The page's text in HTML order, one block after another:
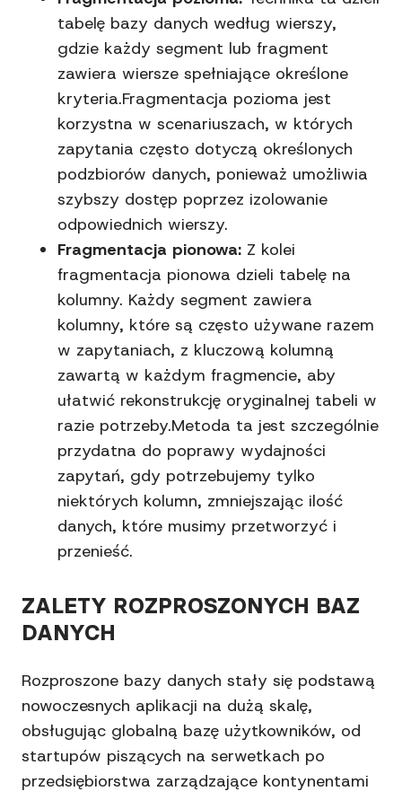
tabelę bazy danych według wierszy,
gdzie każdy segment lub fragment
zawiera wiersze spełniające określone
kryteria.Fragmentacja pozioma jest
korzystna w scenariuszach, w których
zapytania często dotyczą określonych
podzbiorów danych, ponieważ umożliwia
szybszy dostęp poprzez izolowanie
odpowiednich wierszy.
Fragmentacja pionowa: Z kolei
fragmentacja pionowa dzieli tabelę na
kolumny. Każdy segment zawiera
kolumny, które są często używane razem
w zapytaniach, z kluczową kolumną
zawartą w każdym fragmencie, aby
ułatwić rekonstrukcję oryginalnej tabeli w
razie potrzeby.Metoda ta jest szczególnie
przydatna do poprawy wydajności
zapytań, gdy potrzebujemy tylko
niektórych kolumn, zmniejszając ilość
danych, które musimy przetworzyć i
przenieść.
ZALETY ROZPROSZONYCH BAZ
DANYCH
Rozproszone bazy danych stały się podstawą
nowoczesnych aplikacji na dużą skalę,
obsługując globalną bazę użytkowników, od
startupów piszących na serwetkach po
przedsiębiorstwa zarządzające kontynentami